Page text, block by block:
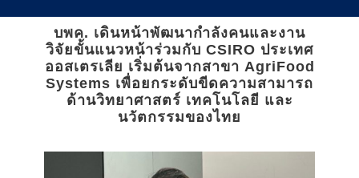
บพค. เดินหน้าพัฒนากำลังคนและงาน
วิจัยขั้นแนวหน้าร่วมกับ CSIRO ประเทศ
ออสเตรเลีย เริ่มต้นจากสาขา AgriFood
Systems เพื่อยกระดับขีดความสามารถ
ด้านวิทยาศาสตร์ เทคโนโลยี และ
นวัตกรรมของไทย